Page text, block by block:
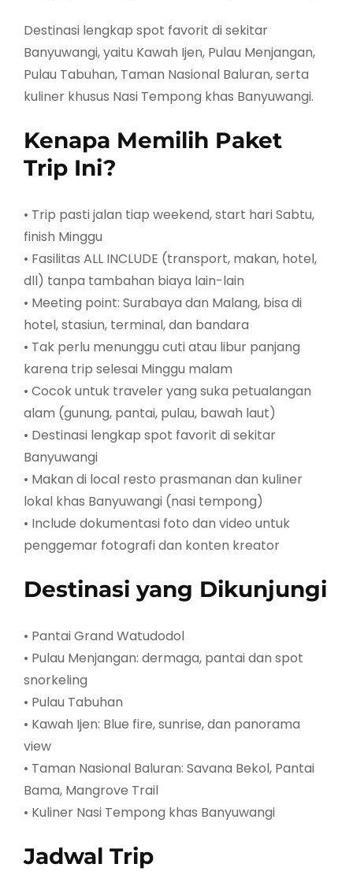
Destinasi lengkap spot favorit di sekitar
Banyuwangi, yaitu Kawah Ijen, Pulau Menjangan,
Pulau Tabuhan, Taman Nasional Baluran, serta
kuliner khusus Nasi Tempong khas Banyuwangi.
Kenapa Memilih Paket
Trip Ini?
• Trip pasti jalan tiap weekend, start hari Sabtu,
finish Minggu
• Fasilitas ALL INCLUDE (transport, makan, hotel,
dll) tanpa tambahan biaya lain-lain
• Meeting point: Surabaya dan Malang, bisa di
hotel, stasiun, terminal, dan bandara
• Tak perlu menunggu cuti atau libur panjang
karena trip selesai Minggu malam
• Cocok untuk traveler yang suka petualangan
alam (gunung, pantai, pulau, bawah laut)
• Destinasi lengkap spot favorit di sekitar
Banyuwangi
• Makan di local resto prasmanan dan kuliner
lokal khas Banyuwangi (nasi tempong)
• Include dokumentasi foto dan video untuk
penggemar fotografi dan konten kreator
Destinasi yang Dikunjungi
• Pantai Grand Watudodol
• Pulau Menjangan: dermaga, pantai dan spot
snorkeling
• Pulau Tabuhan
• Kawah Ijen: Blue fire, sunrise, dan panorama
view
• Taman Nasional Baluran: Savana Bekol, Pantai
Bama, Mangrove Trail
• Kuliner Nasi Tempong khas Banyuwangi
Jadwal Trip